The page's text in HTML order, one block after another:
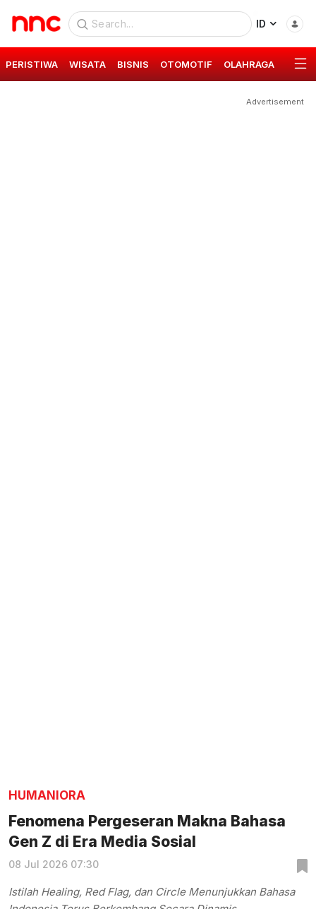
ID
PERISTIWA WISATA BISNIS OTOMOTIF OLAHRAGA GAYA
Advertisement
HUMANIORA
Fenomena Pergeseran Makna Bahasa
Gen Z di Era Media Sosial
08 Jul 2026 07:30
Istilah Healing, Red Flag, dan Circle Menunjukkan Bahasa